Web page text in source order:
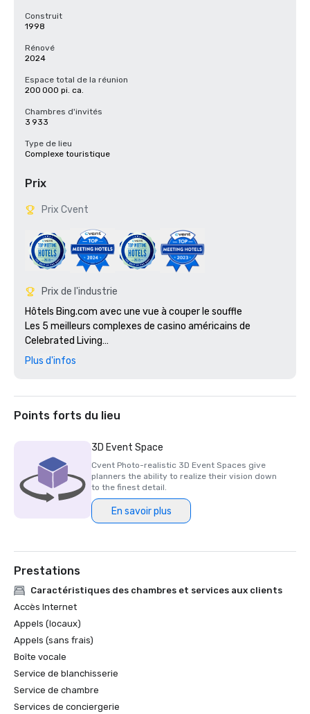
Construit
1998
Rénové
2024
Espace total de la réunion
200 000 pi. ca.
Chambres d'invités
3 933
Type de lieu
Complexe touristique
Prix
Prix Cvent
Prix de l'industrie
Hôtels Bing.com avec une vue à couper le souffle
Les 5 meilleurs complexes de casino américains de
Celebrated Living
Condé Nast Traveler : les meilleurs endroits où séjourner
Meilleure galerie d'art du Las Vegas Review Journal
Las Vegas Review Journal Best Strip Hotel
Orbitz Best in Stay
Debout ! L'hôtel le mieux voté par le magazine aux États-
Unis
Debout ! Magazine Value Award
La meilleure attraction de USA Today : les fontaines du
Plus d'infos
Points forts du lieu
3D Event Space
Cvent Photo-realistic 3D Event Spaces give
planners the ability to realize their vision down
to the finest detail.
En savoir plus
Prestations
Caractéristiques des chambres et services aux clients
Accès Internet
Appels (locaux)
Appels (sans frais)
Boîte vocale
Service de blanchisserie
Service de chambre
Services de conciergerie